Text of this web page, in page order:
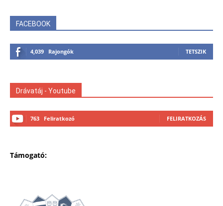
FACEBOOK
4,039 Rajongók TETSZIK
Drávatáj - Youtube
763 Feliratkozó FELIRATKOZÁS
Támogató: